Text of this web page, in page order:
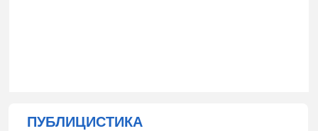
ПУБЛИЦИСТИКА